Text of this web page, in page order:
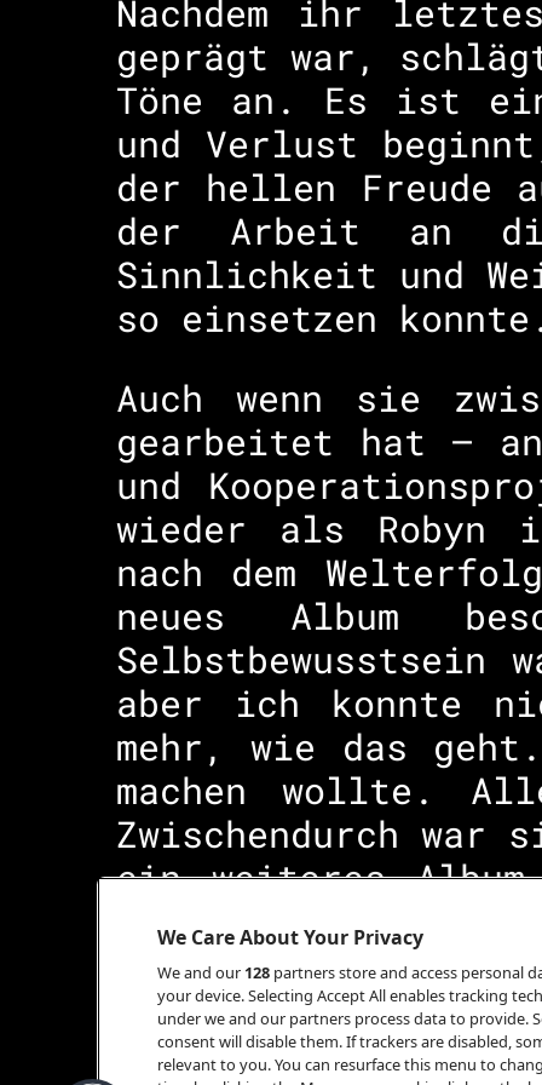
Nachdem ihr
geprägt war,
Töne an. Es ist
und Verlust
der hellen Freude
der Arbeit an
Sinnlichkeit und
so einsetzen
Auch wenn sie
gearbeitet hat – an
und
wieder als Robyn
nach dem
neues Album
Selbstbewusstsein
aber ich konnte
mehr, wie das
machen wollte.
Zwischendurch
ein weiteres
traurigen
mir aus dem Hals
We Care About Your Privacy
We and our 128 partners store and access personal
your device. Selecting Accept All enables tracking
under we and our partners process data to provide.
consent will disable them. If trackers are disabled,
relevant to you. You can resurface this menu to